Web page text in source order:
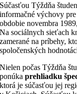
Súčasťou Týždňa
informačné výchovy pre
obdobie novembra
Na sociálnych sieťach
zamerané na príbehy,
spoločenských
Nielen počas Týždňa
ponúkaprehliadku
ktorá je súčasťou jej